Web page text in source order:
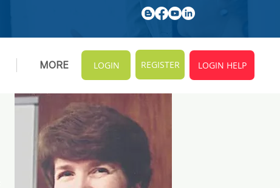
MORE LOGIN REGISTER LOGIN HELP